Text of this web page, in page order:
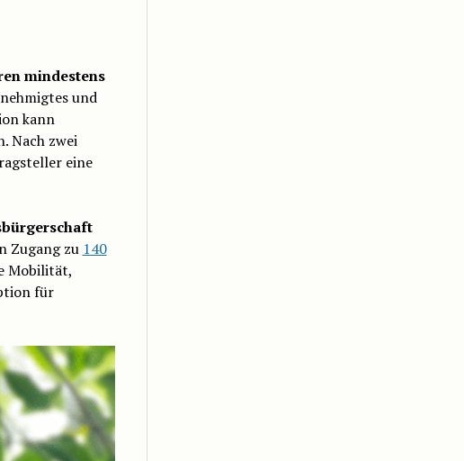
mindestens
und
kann
Nach zwei
eine
Zugang zu 140
Mobilität,
für